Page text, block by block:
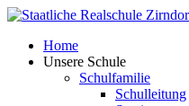
Skip
contentHome
Unsere Schule
Schulfamilie
Schulleitung